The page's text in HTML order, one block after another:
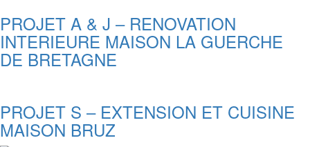
PROJET A & J – RENOVATION
INTERIEURE MAISON LA GUERCHE
DE BRETAGNE
PROJET S – EXTENSION ET CUISINE
MAISON BRUZ